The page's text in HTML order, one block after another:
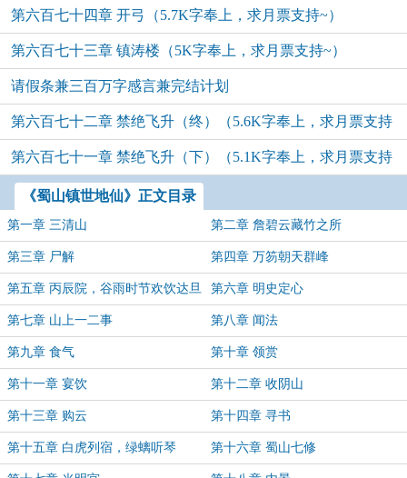
~）
第六百七十四章 开弓（5.7K字奉上，求月票支持~）
第六百七十三章 镇涛楼（5K字奉上，求月票支持~）
请假条兼三百万字感言兼完结计划
第六百七十二章 禁绝飞升（终）（5.6K字奉上，求月票支持
~）
第六百七十一章 禁绝飞升（下）（5.1K字奉上，求月票支持
《蜀山镇世地仙》正文目录
第一章 三清山 第二章 詹碧云藏竹之所
第三章 尸解 第四章 万笏朝天群峰
第五章 丙辰院，谷雨时节欢饮达旦 第六章 明史定心
第七章 山上一二事 第八章 闻法
第九章 食气 第十章 领赏
第十一章 宴饮 第十二章 收阴山
第十三章 购云 第十四章 寻书
第十五章 白虎列宿，绿螭听琴 第十六章 蜀山七修